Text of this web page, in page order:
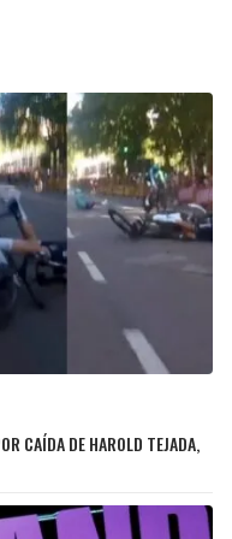
CAÍDA DE HAROLD TEJADA,